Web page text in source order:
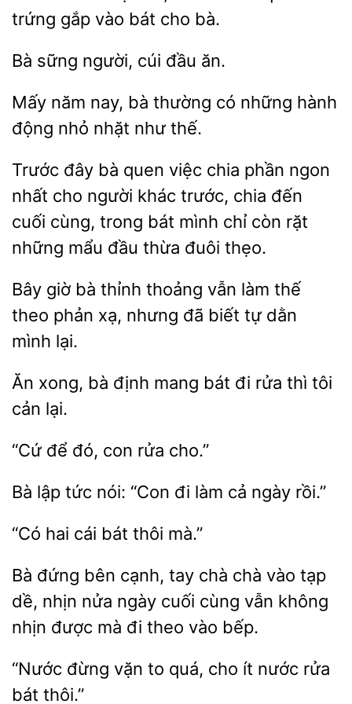
trứng gắp
bát cho
sững người, cúi
Mấy năm nay, bà thường
những
nhỏ nhặt như thế.
Trước đây bà quen việc chia phần ngon
nhất cho người khác trước,
đến
cuối cùng,
bát
chỉ còn rặt
những mẩu đầu thừa đuôi thẹo.
Bây giờ bà thỉnh vẫn
thế
theo
xạ, nhưng đã biết tự dằn
mình lại.
Ăn xong, định
bát đi rửa thì tôi
lại.
để rửa cho.”
Bà lập tức “Con đi cả rồi.”
“Có cái thôi
Bà đứng bên cạnh, tay chà chà vào tạp
nhịn nửa ngày cuối cùng vẫn không
nhịn
mà đi theo vào
“Nước đừng vặn to
cho ít nước
thôi.”